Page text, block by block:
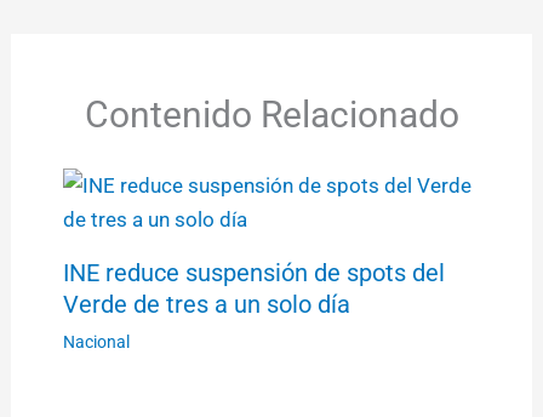
Contenido Relacionado
INE reduce suspensión de spots del
Verde de tres a un solo día
Nacional